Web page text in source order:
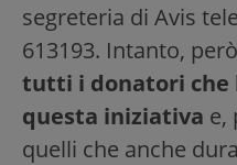
segreteria di Avis
613193. Intanto,
tutti i donatori che
questa iniziativa e,
quelli che anche